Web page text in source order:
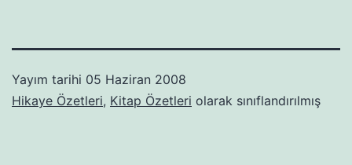
Yayım tarihi 05 Haziran 2008
Hikaye Özetleri, Kitap Özetleri olarak sınıflandırılmış